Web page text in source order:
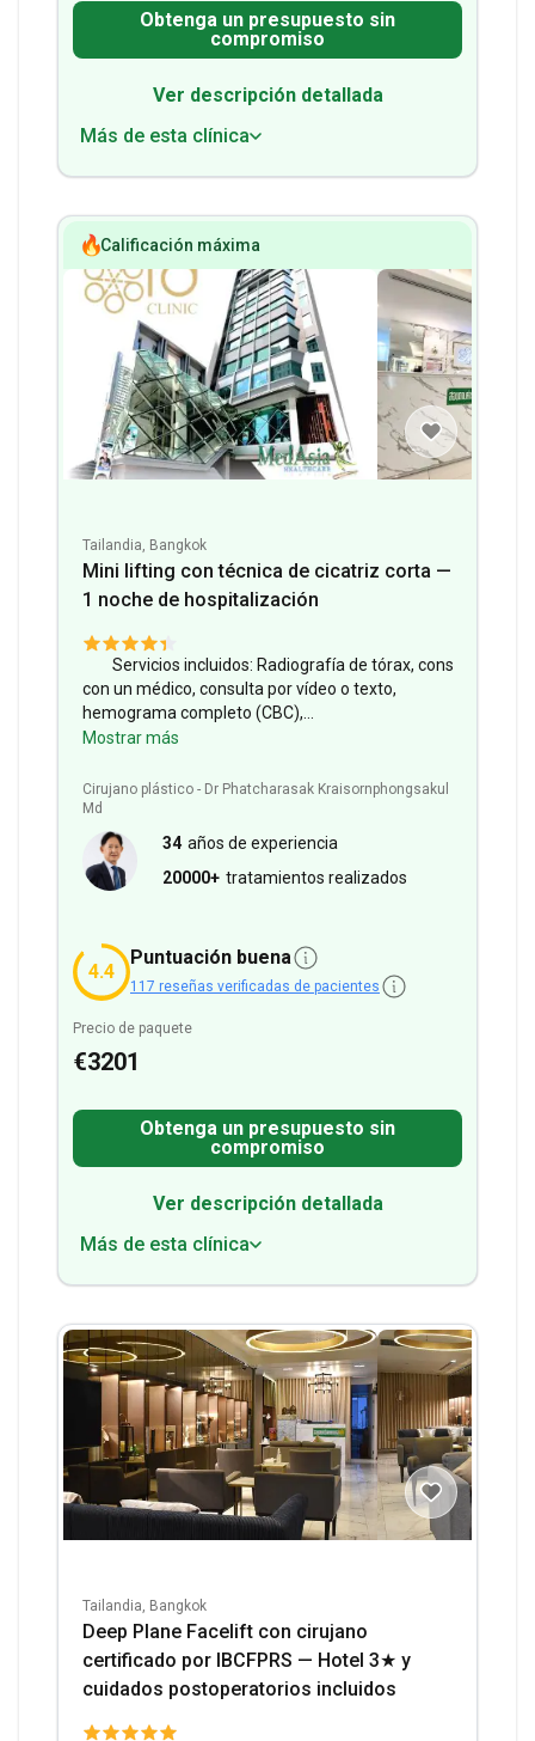
Obtenga un presupuesto sin
compromiso
Ver descripción detallada
Más de esta clínica
Calificación máxima
Tailandia, Bangkok
Mini lifting con técnica de cicatriz corta —
1 noche de hospitalización
Cirujano plástico - Dr Phatcharasak Kraisornphongsakul
Md
34 años de experiencia
20000+ tratamientos realizados
Servicios incluidos: Radiografía de tórax, consulta
con un médico, consulta por vídeo o texto,
hemograma completo (CBC),
electrocardiograma (ECG), hospitalización +
hotel-clínica-aeropuerto.Información sobre la
estancia:
de estancia en el hotel.
Mostrar más
4.4
Puntuación buena
117 reseñas verificadas de pacientes
Precio de paquete
€3201
Obtenga un presupuesto sin
compromiso
Ver descripción detallada
Más de esta clínica
Tailandia, Bangkok
Deep Plane Facelift con cirujano
certificado por IBCFPRS — Hotel 3★ y
cuidados postoperatorios incluidos